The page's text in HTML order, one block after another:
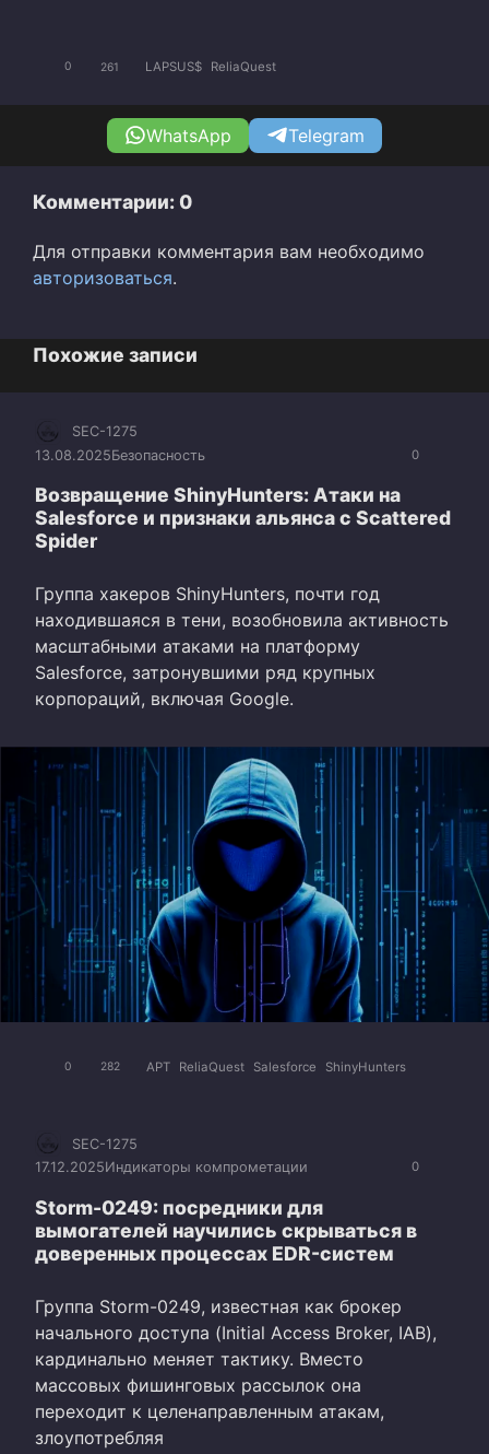
0 261 LAPSUS$ ReliaQuest
WhatsApp Telegram
Комментарии: 0
Для отправки комментария вам необходимо
авторизоваться.
Похожие записи
0
SEC-1275
13.08.2025Безопасность
Возвращение ShinyHunters: Атаки на
Salesforce и признаки альянса с Scattered
Spider
Группа хакеров ShinyHunters, почти год
находившаяся в тени, возобновила активность
масштабными атаками на платформу
Salesforce, затронувшими ряд крупных
корпораций, включая Google.
0 282 APT ReliaQuest Salesforce ShinyHunters
0
SEC-1275
17.12.2025Индикаторы компрометации
Storm-0249: посредники для
вымогателей научились скрываться в
доверенных процессах EDR-систем
Группа Storm-0249, известная как брокер
начального доступа (Initial Access Broker, IAB),
кардинально меняет тактику. Вместо
массовых фишинговых рассылок она
переходит к целенаправленным атакам,
злоупотребляя